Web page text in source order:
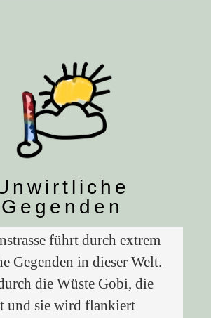
Gegenden
führt durch extrem
Gegenden in dieser Welt.
die Wüste Gobi, die
und sie wird flankiert